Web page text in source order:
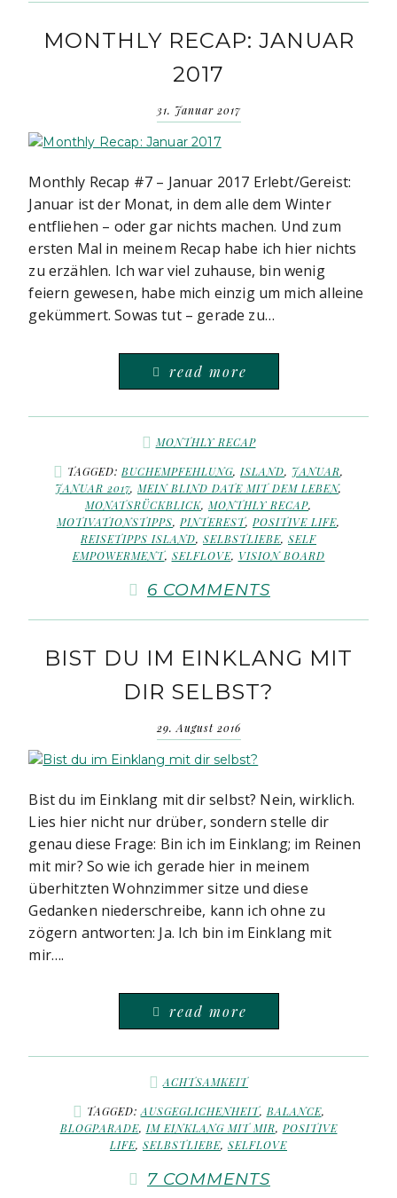
MONTHLY RECAP: JANUAR
2017
31. Januar 2017
Monthly Recap #7 – Januar 2017 Erlebt/Gereist:
Januar ist der Monat, in dem alle dem Winter
entfliehen – oder gar nichts machen. Und zum
ersten Mal in meinem Recap habe ich hier nichts
zu erzählen. Ich war viel zuhause, bin wenig
feiern gewesen, habe mich einzig um mich alleine
gekümmert. Sowas tut – gerade zu…
read more
MONTHLY RECAP
TAGGED:BUCHEMPFEHLUNG,ISLAND, JANUAR,
JANUAR 2017,MEIN BLIND DATE MIT DEM LEBEN,
MONATSRÜCKBLICK,MONTHLY RECAP,
MOTIVATIONSTIPPS, PINTEREST, POSITIVE LIFE,
REISETIPPS ISLAND, SELBSTLIEBE, SELF
EMPOWERMENT, SELFLOVE, VISION BOARD
6 COMMENTS
BIST DU IM EINKLANG MIT
DIR SELBST?
29. August 2016
Bist du im Einklang mit dir selbst? Nein, wirklich.
Lies hier nicht nur drüber, sondern stelle dir
genau diese Frage: Bin ich im Einklang; im Reinen
mit mir? So wie ich gerade hier in meinem
überhitzten Wohnzimmer sitze und diese
Gedanken niederschreibe, kann ich ohne zu
zögern antworten: Ja. Ich bin im Einklang mit
mir….
read more
ACHTSAMKEIT
TAGGED: AUSGEGLICHENHEIT, BALANCE,
BLOGPARADE, IM EINKLANG MIT MIR, POSITIVE
LIFE, SELBSTLIEBE, SELFLOVE
7 COMMENTS